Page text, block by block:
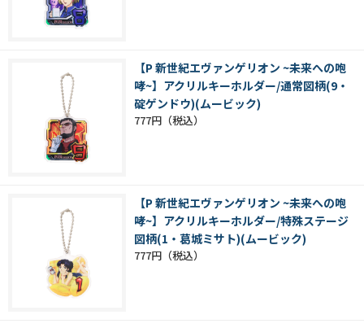
【P 新世紀エヴァンゲリオン ~未来への咆
哮~】アクリルキーホルダー/通常図柄(9・
碇ゲンドウ)(ムービック)
777円
【P 新世紀エヴァンゲリオン ~未来への咆
哮~】アクリルキーホルダー/特殊ステージ
図柄(1・葛城ミサト)(ムービック)
777円